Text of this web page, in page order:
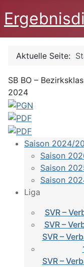
Aktuelle Seite:
SB BO –
2024
Saison 2024/
Saison
Saison
Saison
Liga
SVR –
SVR –
SVR –
SVR –